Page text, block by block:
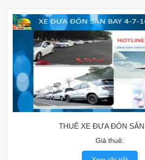
THUÊ XE ĐƯA ĐÓN
Giá thuê: